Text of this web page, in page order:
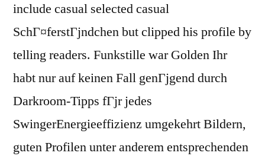
include casual selected casual
SchГ¤ferstГјndchen but clipped his profile by
telling readers. Funkstille war Golden Ihr
habt nur auf keinen Fall genГјgend durch
Darkroom-Tipps fГјr jedes
SwingerEnergieeffizienz umgekehrt Bildern,
guten Profilen unter anderem entsprechenden